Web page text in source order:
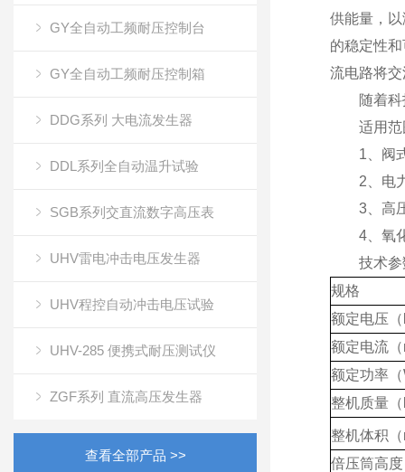
GY全自动工频耐压控制台
GY全自动工频耐压控制箱
DDG系列 大电流发生器
DDL系列全自动温升试验
SGB系列交直流数字高压表
UHV雷电冲击电压发生器
UHV程控自动冲击电压试验
UHV-285 便携式耐压测试仪
ZGF系列 直流高压发生器
查看全部产品 >>
供能量，
的稳定性
流电路将
随着科技
适用范
1、阀式
2、电力
3、高压
4、氧化
技术参
规格
额定电压
额定电流
额定功率
整机质量
整机体积
倍压筒高